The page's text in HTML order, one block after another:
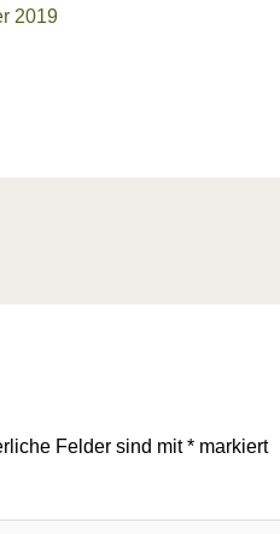
2019
Felder sind mit*markiert